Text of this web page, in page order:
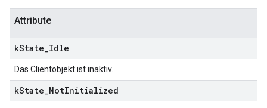
Attribute
kState Idle
Das Clientobjekt ist inaktiv.
kState NotInitialized